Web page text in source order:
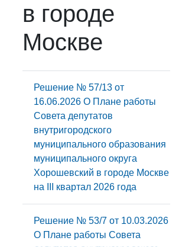
в городе
Москве
Решение № 57/13 от
16.06.2026 О Плане работы
Совета депутатов
внутригородского
муниципального образования
муниципального округа
Хорошевский в городе Москве
на III квартал 2026 года
Решение № 53/7 от 10.03.2026
О Плане работы Совета